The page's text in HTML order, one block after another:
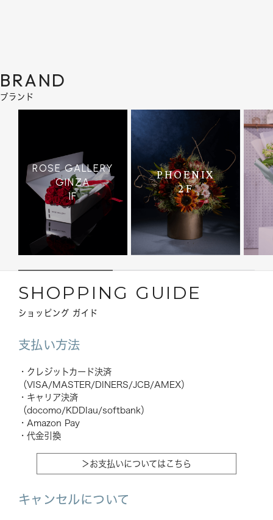
BRAND
ブランド
ROSE GALLERY
GINZA
1F
PHOENIX
2F
SHOPPING GUIDE
ショッピング ガイド
支払い方法
・クレジットカード決済
（VISA/MASTER/DINERS/JCB/AMEX）
・キャリア決済
（docomo/KDDIau/softbank）
・Amazon Pay
・代金引換
＞お支払いについてはこちら
キャンセルについて